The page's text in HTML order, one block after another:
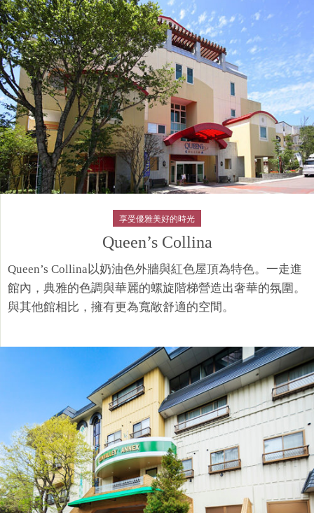
享受優雅美好的時光​
Queen’s Collina
Queen’s Collina以奶油色外牆與紅色屋頂為特色。一走進
館內，典雅的色調與華麗的螺旋階梯營造出奢華的氛圍。
與其他館相比，擁有更為寬敞舒適的空間。